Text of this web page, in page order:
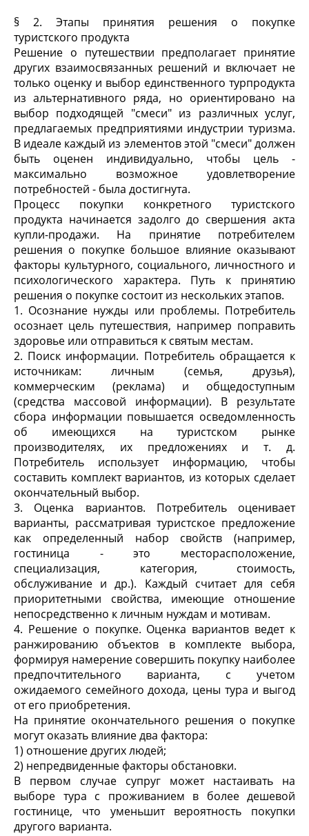
§ 2. Этапы принятия решения о покупке
туристского продукта
Решение о путешествии предполагает принятие
других взаимосвязанных решений и включает не
только оценку и выбор единственного турпродукта
из альтернативного ряда, но ориентировано на
выбор подходящей "смеси" из различных услуг,
предлагаемых предприятиями индустрии туризма.
В идеале каждый из элементов этой "смеси" должен
быть оценен индивидуально, чтобы цель -
максимально возможное удовлетворение
потребностей - была достигнута.
Процесс покупки конкретного туристского
продукта начинается задолго до свершения акта
купли-продажи. На принятие потребителем
решения о покупке большое влияние оказывают
факторы культурного, социального, личностного и
психологического характера. Путь к принятию
решения о покупке состоит из нескольких этапов.
1. Осознание нужды или проблемы. Потребитель
осознает цель путешествия, например поправить
здоровье или отправиться к святым местам.
2. Поиск информации. Потребитель обращается к
источникам: личным (семья, друзья),
коммерческим (реклама) и общедоступным
(средства массовой информации). В результате
сбора информации повышается осведомленность
об имеющихся на туристском рынке
производителях, их предложениях и т. д.
Потребитель использует информацию, чтобы
составить комплект вариантов, из которых сделает
окончательный выбор.
3. Оценка вариантов. Потребитель оценивает
варианты, рассматривая туристское предложение
как определенный набор свойств (например,
гостиница - это месторасположение,
специализация, категория, стоимость,
обслуживание и др.). Каждый считает для себя
приоритетными свойства, имеющие отношение
непосредственно к личным нуждам и мотивам.
4. Решение о покупке. Оценка вариантов ведет к
ранжированию объектов в комплекте выбора,
формируя намерение совершить покупку наиболее
предпочтительного варианта, с учетом
ожидаемого семейного дохода, цены тура и выгод
от его приобретения.
На принятие окончательного решения о покупке
могут оказать влияние два фактора:
1) отношение других людей;
2) непредвиденные факторы обстановки.
В первом случае супруг может настаивать на
выборе тура с проживанием в более дешевой
гостинице, что уменьшит вероятность покупки
другого варианта.